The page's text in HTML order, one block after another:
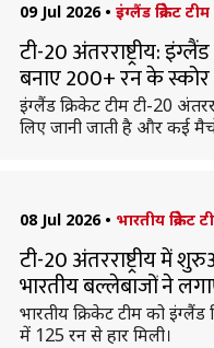
09 Jul 2026 • इंग्लैंड क्रिकेट टीम
टी-20 अंतरराष्ट्रीय:
बनाए 200+ रन के स्कोर
इंग्लैंड क्रिकेट टीम टी-20
लिए जानी जाती है और कई
08 Jul 2026 • भारतीय क्रिकेट
टी-20 अंतरराष्ट्रीय में
भारतीय बल्लेबाजों ने
भारतीय क्रिकेट टीम को
में 125 रन से हार मिली।